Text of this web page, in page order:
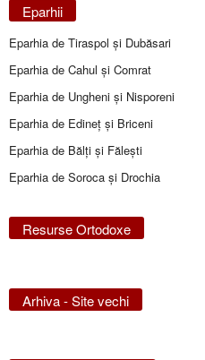
Eparhii
Eparhia de Tiraspol și Dubăsari
Eparhia de Cahul și Comrat
Eparhia de Ungheni și Nisporeni
Eparhia de Edineţ şi Briceni
Eparhia de Bălţi şi Făleşti
Eparhia de Soroca și Drochia
Resurse Ortodoxe
Arhiva - Site vechi